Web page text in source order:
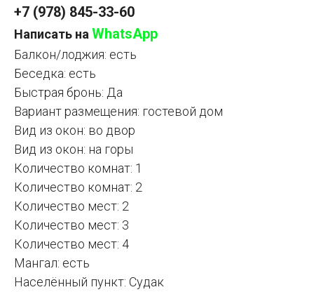
+7 (978) 845-33-60
Написать на WhatsApp
Балкон/лоджия: есть
Беседка: есть
Быстрая бронь: Да
Вариант размещения: гостевой дом
Вид из окон: во двор
Вид из окон: на горы
Количество комнат: 1
Количество комнат: 2
Количество мест: 2
Количество мест: 3
Количество мест: 4
Мангал: есть
Населённый пункт: Судак